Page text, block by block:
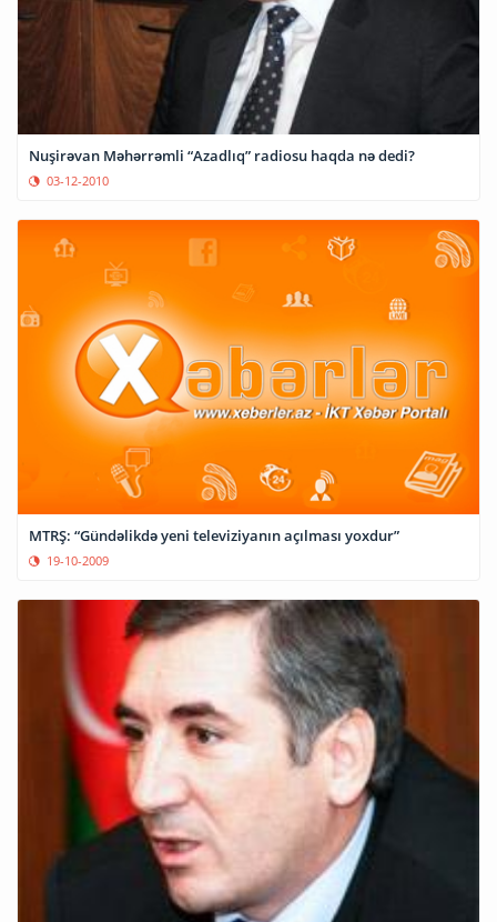
Nuşirəvan Məhərrəmli “Azadlıq” radiosu haqda nə dedi?
03-12-2010
MTRŞ: “Gündəlikdə yeni televiziyanın açılması yoxdur”
19-10-2009